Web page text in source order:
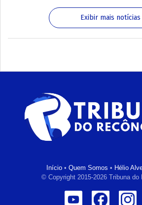
Exibir mais notícias
Início• Quem Somos • Hélio
© Copyright 2015-2026 Tribuna